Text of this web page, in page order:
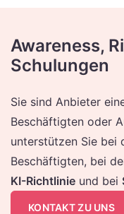
Awareness,
Schulungen
Sie sind Anbieter
Beschäftigten oder
unterstützen Sie bei
Beschäftigten, bei
KI-Richtlinie und bei
KONTAKT ZU UNS